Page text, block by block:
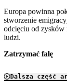
Europa powinna
stworzenie
odcięciu od zysków
ludzi.
Zatrzymać falę
Dalsza część